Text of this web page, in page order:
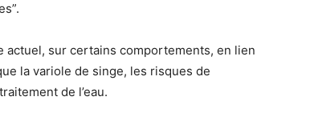
actuel, sur certains comportements, en lien
la variole de singe, les risques de
de l’eau.